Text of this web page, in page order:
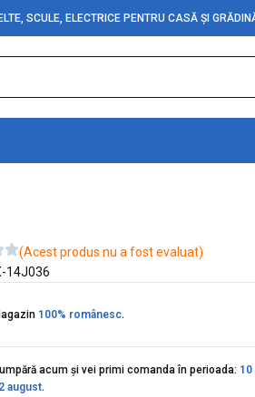
SCULE, ELECTRICE PENTRU CASĂ ȘI
(Acest produs nu a fost evaluat)
14J036
100% românesc.
acum și vei primi comanda în perioada: 10
august.